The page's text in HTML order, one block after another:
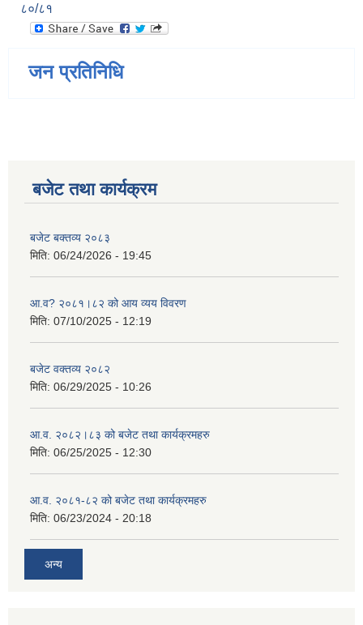
८०/८१
जन प्रतिनिधि
बजेट तथा कार्यक्रम
बजेट बक्तव्य २०८३
मिति: 06/24/2026 - 19:45
आ.व? २०८१।८२ को आय व्यय विवरण
मिति: 07/10/2025 - 12:19
बजेट वक्तव्य २०८२
मिति: 06/29/2025 - 10:26
आ.व. २०८२।८३ को बजेट तथा कार्यक्रमहरु
मिति: 06/25/2025 - 12:30
आ.व. २०८१-८२ को बजेट तथा कार्यक्रमहरु
मिति: 06/23/2024 - 20:18
अन्य